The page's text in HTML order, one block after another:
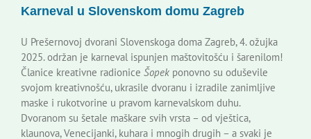
Karneval u Slovenskom domu Zagreb
U Prešernovoj dvorani Slovenskoga doma Zagreb, 4. ožujka
2025. održan je karneval ispunjen maštovitošću i šarenilom!
Članice kreativne radionice Šopek ponovno su oduševile
svojom kreativnošću, ukrasile dvoranu i izradile zanimljive
maske i rukotvorine u pravom karnevalskom duhu.
Dvoranom su šetale maškare svih vrsta – od vještica,
klaunova, Venecijanki, kuhara i mnogih drugih – a svaki je